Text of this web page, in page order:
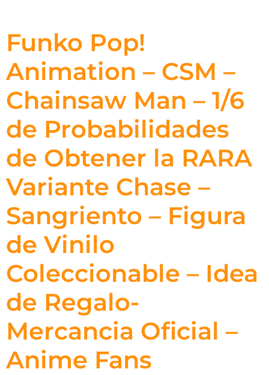
Funko Pop!
Animation – CSM –
Chainsaw Man – 1/6
de Probabilidades
de Obtener la RARA
Variante Chase –
Sangriento – Figura
de Vinilo
Coleccionable – Idea
de Regalo-
Mercancia Oficial –
Anime Fans